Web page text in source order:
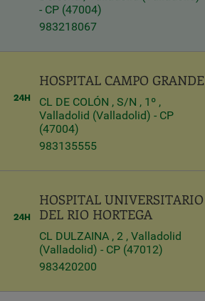
- CP (47004)
983218067
HOSPITAL CAMPO GRANDE
CL DE COLÓN , S/N , 1º ,
Valladolid (Valladolid) - CP
(47004)
983135555
HOSPITAL UNIVERSITARIO
DEL RIO HORTEGA
CL DULZAINA , 2 , Valladolid
(Valladolid) - CP (47012)
983420200